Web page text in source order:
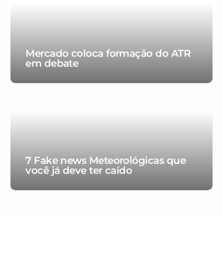
Mercado coloca formação do ATR
em debate
7 Fake news Meteorológicas que
você já deve ter caído